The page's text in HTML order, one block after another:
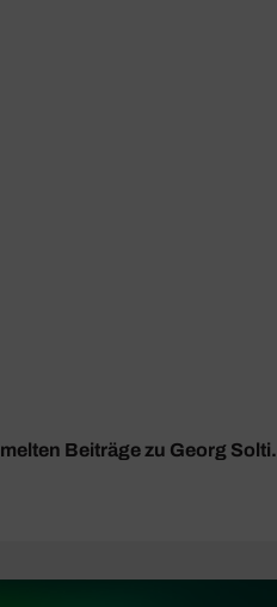
Beiträge zu Georg Solti.